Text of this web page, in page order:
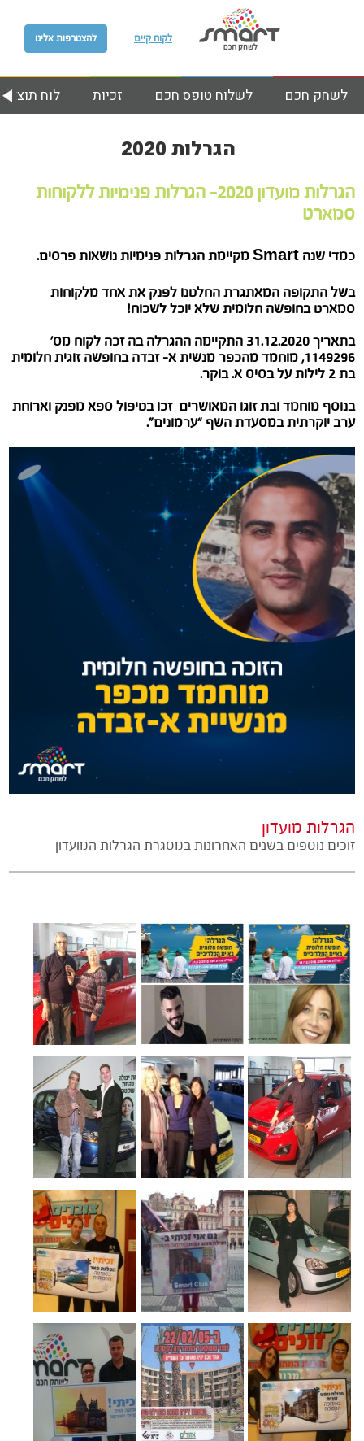
להצטרפות אלינו לקוח קיים
לוח זכיות לשלוח טופס חכם לשחק חכם
הגרלות 2020
הגרלות מועדון 2020- הגרלות פנימיות ללקוחות
סמארט
כמדי שנה Smart מקיימת הגרלות פנימיות נושאות פרסים.
בשל התקופה המאתגרת החלטנו לפנק את אחד מלקוחות
סמארט בחופשה חלומית שלא יוכל לשכוח!
בתאריך 31.12.2020 התקיימה ההגרלה בה זכה לקוח מס’
1149296, מוחמד מהכפר מנשית א- זבדה בחופשה זוגית חלומית
בת 2 לילות על בסיס א. בוקר.
בנוסף מוחמד ובת זוגו המאושרים זכובטיפול ספא מפנק וארוחת
ערב יוקרתיתבמסעדת השף “ערמונים”.
זוכים נוספים בשנים האחרונות במסגרת הגרלות המועדון
הגרלות מועדון